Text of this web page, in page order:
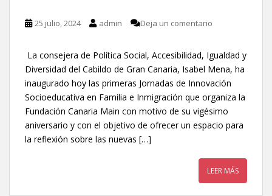
25 julio, 2024 admin Deja un comentario
La consejera de Política Social, Accesibilidad, Igualdad y
Diversidad del Cabildo de Gran Canaria, Isabel Mena, ha
inaugurado hoy las primeras Jornadas de Innovación
Socioeducativa en Familia e Inmigración que organiza la
Fundación Canaria Main con motivo de su vigésimo
aniversario y con el objetivo de ofrecer un espacio para
la reflexión sobre las nuevas […]
LEER MÁS